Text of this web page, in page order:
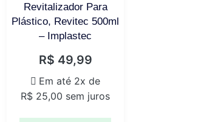
Revitalizador Para
Plástico, Revitec 500ml
– Implastec
R$ 49,99
Em até 2x de
R$ 25,00 sem juros